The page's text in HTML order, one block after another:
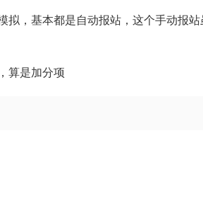
拟，基本都是自动报站，这个手动报站
算是加分项